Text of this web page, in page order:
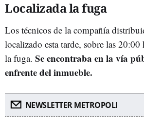
Localizada la fuga
Los técnicos de la compañía
localizado esta tarde, sobre las 20:00
la fuga. Se encontraba en la vía
enfrente del inmueble.
NEWSLETTER METROPOLI